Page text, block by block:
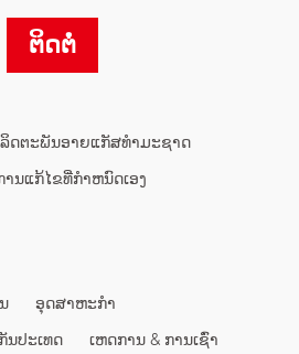
ຕິດຕໍ່
ດຕະພັນອາຍແກັສທໍາມະຊາດ
ານແກ້ໄຂທີ່ກໍາຫນົດເອງ
ອຸດສາຫະກໍາ
ນປະເທດ ເຫດການ & ການເຊົ່າ